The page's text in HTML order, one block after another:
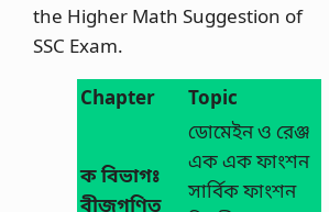
the Higher Math Suggestion of
SSC Exam.
Chapter Topic
ক বিভাগঃ
বীজগণিত
ডোমেইন ও রেঞ্জ
এক এক ফাংশন
সার্বিক ফাংশন